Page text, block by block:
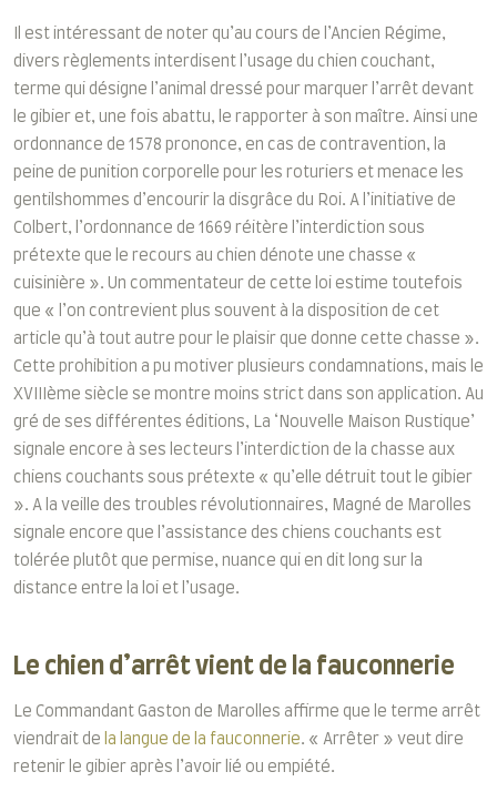
Il est intéressant de noter qu’au cours de l’Ancien Régime,
divers règlements interdisent l’usage du chien couchant,
terme qui désigne l’animal dressé pour marquer l’arrêt devant
le gibier et, une fois abattu, le rapporter à son maître. Ainsi une
ordonnance de 1578 prononce, en cas de contravention, la
peine de punition corporelle pour les roturiers et menace les
gentilshommes d’encourir la disgrâce du Roi. A l’initiative de
Colbert, l’ordonnance de 1669 réitère l’interdiction sous
prétexte que le recours au chien dénote une chasse «
cuisinière ». Un commentateur de cette loi estime toutefois
que « l’on contrevient plus souvent à la disposition de cet
article qu’à tout autre pour le plaisir que donne cette chasse ».
Cette prohibition a pu motiver plusieurs condamnations, mais le
XVIIIème siècle se montre moins strict dans son application. Au
gré de ses différentes éditions, La ‘Nouvelle Maison Rustique’
signale encore à ses lecteurs l’interdiction de la chasse aux
chiens couchants sous prétexte « qu’elle détruit tout le gibier
». A la veille des troubles révolutionnaires, Magné de Marolles
signale encore que l’assistance des chiens couchants est
tolérée plutôt que permise, nuance qui en dit long sur la
distance entre la loi et l’usage.
Le chien d’arrêt vient de la fauconnerie
Le Commandant Gaston de Marolles affirme que le terme arrêt
viendrait de la langue de la fauconnerie. « Arrêter » veut dire
retenir le gibier après l’avoir lié ou empiété.